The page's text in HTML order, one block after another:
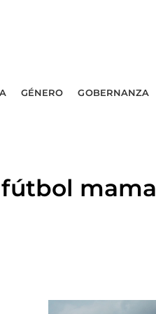
GÉNERO GOBERNANZA
fútbol mama